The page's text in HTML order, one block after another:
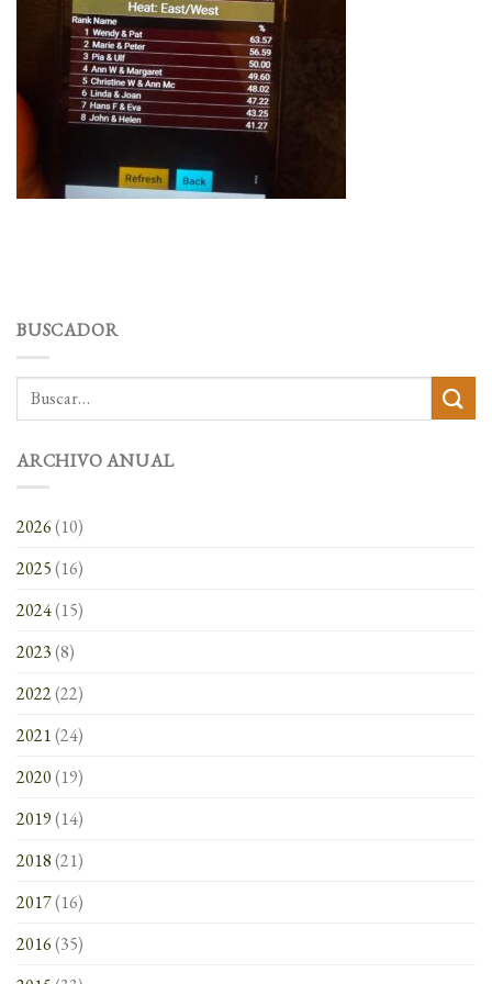
BUSCADOR
ARCHIVO ANUAL
2026(10)
2025(16)
2024(15)
2023(8)
2022(22)
2021(24)
2020(19)
2019(14)
2018(21)
2017(16)
2016(35)